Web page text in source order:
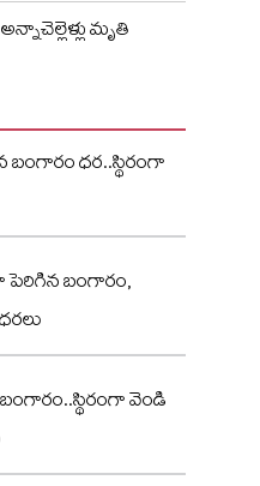
మృతి
బంగారం ధర..స్థిరంగా
బంగారం,
బంగారం..స్థిరంగా వెండి